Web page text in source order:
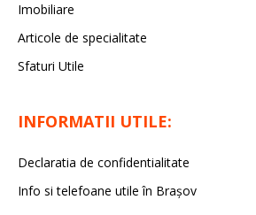
Imobiliare
Articole de specialitate
Sfaturi Utile
INFORMATII UTILE:
Declaratia de confidentialitate
Info si telefoane utile în Braşov